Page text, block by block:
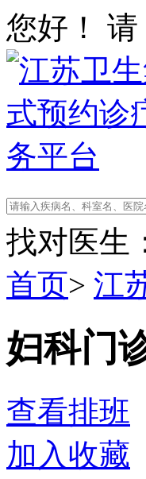
您好！ 请
找对医生
首页> 江
妇科门
查看排班
加入收藏